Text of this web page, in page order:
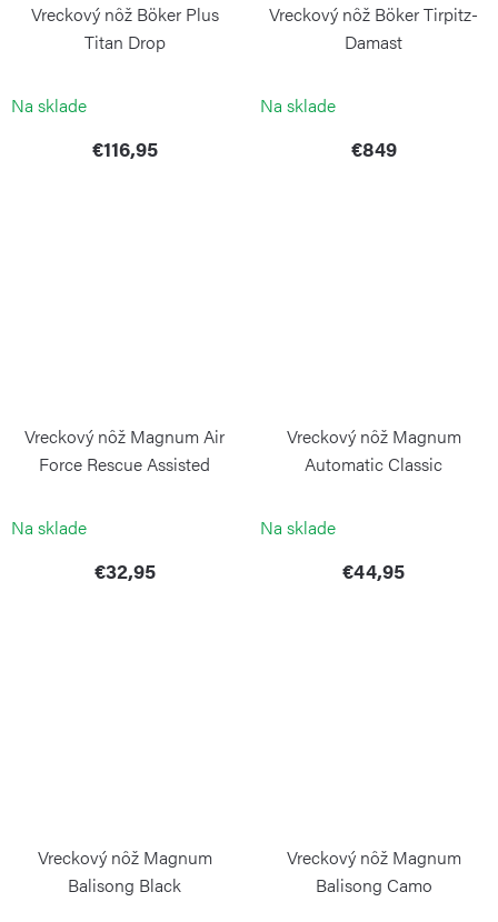
Vreckový nôž Böker Plus
Titan Drop
Na sklade
€116,95
Vreckový nôž Böker Tirpitz-
Damast
Na sklade
€849
Vreckový nôž Magnum Air
Force Rescue Assisted
Na sklade
€32,95
Vreckový nôž Magnum
Automatic Classic
Na sklade
€44,95
Vreckový nôž Magnum
Balisong Black
Vreckový nôž Magnum
Balisong Camo